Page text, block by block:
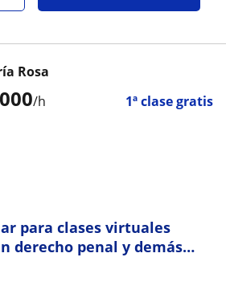
/h 1ª clase gratis
Rosa
para clases virtuales
derecho penal y demás